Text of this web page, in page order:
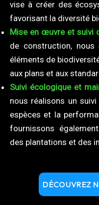
vise à créer des
favorisant la diversité
Mise en œuvre et suivi
de construction, nous
éléments de
aux plans et aux
Suivi écologique et
nous réalisons un
espèces et la
fournissons
des plantations et des
DÉCOUVREZ